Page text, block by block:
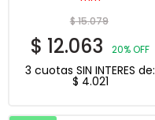
$15.079
$ 12.063 20% OFF
3 cuotas SIN INTERES de:
$ 4.021